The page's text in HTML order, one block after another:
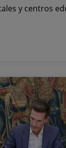
y centros